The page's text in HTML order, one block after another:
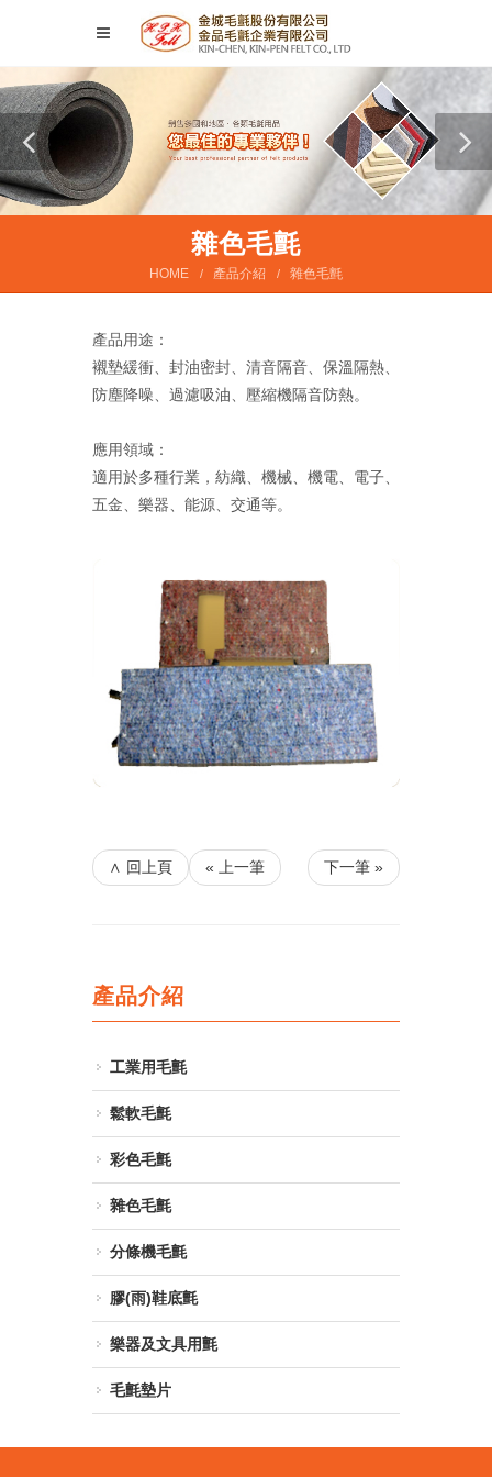
雜色毛氈
HOME 產品介紹 雜色毛氈
產品用途：
襯墊緩衝、封油密封、清音隔音、保溫隔熱、
防塵降噪、過濾吸油、壓縮機隔音防熱。
應用領域：
適用於多種行業，紡織、機械、機電、電子、
五金、樂器、能源、交通等。
∧ 回上頁 下一筆 »
« 上一筆
產品介紹
工業用毛氈
鬆軟毛氈
彩色毛氈
雜色毛氈
分條機毛氈
膠(雨)鞋底氈
樂器及文具用氈
毛氈墊片